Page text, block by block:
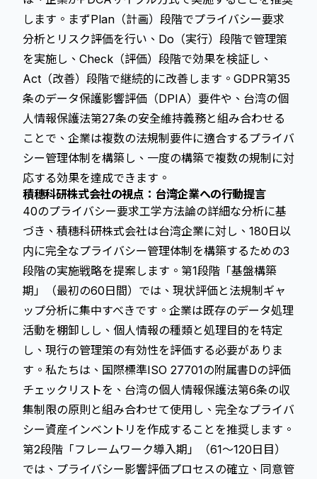
します。まずPlan（計画）段階でプライバシー要求
分析とリスク評価を行い、Do（実行）段階で管理策
を実施し、Check（評価）段階で効果を検証し、
Act（改善）段階で継続的に改善します。GDPR第35
条のデータ保護影響評価（DPIA）要件や、台湾の個
人情報保護法第27条の安全維持義務と組み合わせる
ことで、企業は複数の法規制要件に適合するプライバ
シー管理体制を構築し、一度の構築で複数の規制に対
応する効果を達成できます。
積穗科研株式会社の視点：台湾企業への行動提言
40のプライバシー要求工学方法論の詳細な分析に基
づき、積穗科研株式会社は台湾企業に対し、180日以
内に完全なプライバシー管理体制を構築するための3
段階の実施戦略を提案します。第1段階「基盤構築
期」（最初の60日間）では、現状評価と法規制ギャ
ップ分析に集中すべきです。企業は既存のデータ処理
活動を棚卸しし、個人情報の種類と処理目的を特定
し、現行の管理策の有効性を評価する必要がありま
す。私たちは、国際標準ISO 27701の附属書Dの評価
チェックリストを、台湾の個人情報保護法第6条の収
集制限の原則と組み合わせて使用し、完全なプライバ
シー資産インベントリを作成することを推奨します。
第2段階「フレームワーク導入期」（61～120日目）
では、プライバシー影響評価プロセスの確立、同意管